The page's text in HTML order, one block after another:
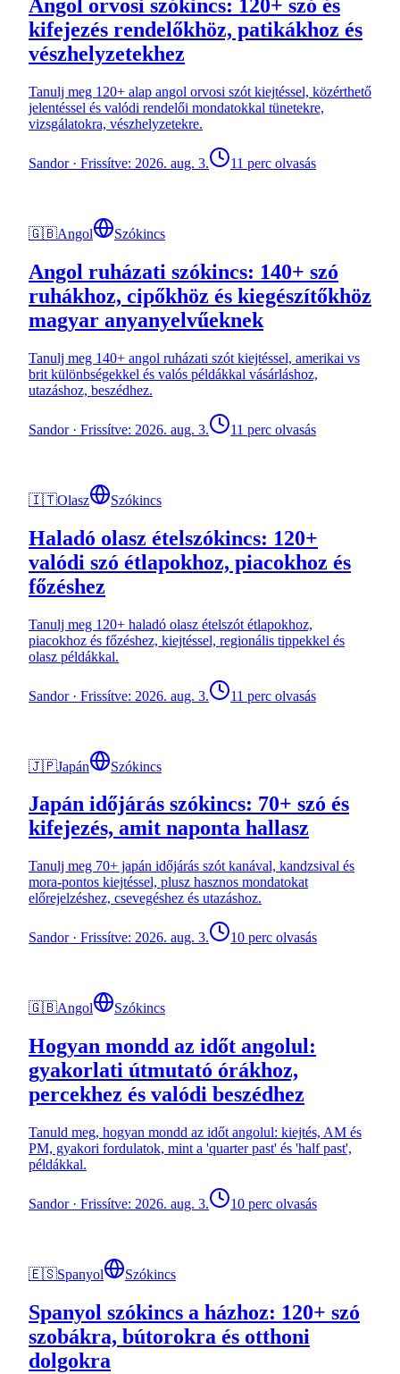
Angol orvosi szókincs: 120+ szó és
kifejezés rendelőkhöz, patikákhoz és
vészhelyzetekhez
Tanulj meg 120+ alap angol orvosi szót kiejtéssel, közérthető
jelentéssel és valódi rendelői mondatokkal tünetekre,
vizsgálatokra, vészhelyzetekre.
Sandor· Frissítve: 2026. aug. 3. 11 perc olvasás
🇬🇧Angol Szókincs
Angol ruházati szókincs: 140+ szó
ruhákhoz, cipőkhöz és kiegészítőkhöz
magyar anyanyelvűeknek
Tanulj meg 140+ angol ruházati szót kiejtéssel, amerikai vs
brit különbségekkel és valós példákkal vásárláshoz,
utazáshoz, beszédhez.
Sandor· Frissítve: 2026. aug. 3. 11 perc olvasás
🇮🇹Olasz Szókincs
Haladó olasz ételszókincs: 120+
valódi szó étlapokhoz, piacokhoz és
főzéshez
Tanulj meg 120+ haladó olasz ételszót étlapokhoz,
piacokhoz és főzéshez, kiejtéssel, regionális tippekkel és
olasz példákkal.
Sandor· Frissítve: 2026. aug. 3. 11 perc olvasás
🇯🇵Japán Szókincs
Japán időjárás szókincs: 70+ szó és
kifejezés, amit naponta hallasz
Tanulj meg 70+ japán időjárás szót kanával, kandzsival és
mora-pontos kiejtéssel, plusz hasznos mondatokat
előrejelzéshez, csevegéshez és utazáshoz.
Sandor· Frissítve: 2026. aug. 3. 10 perc olvasás
🇬🇧Angol Szókincs
Hogyan mondd az időt angolul:
gyakorlati útmutató órákhoz,
percekhez és valódi beszédhez
Tanuld meg, hogyan mondd az időt angolul: kiejtés, AM és
PM, gyakori fordulatok, mint a 'quarter past' és 'half past',
példákkal.
Sandor· Frissítve: 2026. aug. 3. 10 perc olvasás
🇪🇸Spanyol Szókincs
Spanyol szókincs a házhoz: 120+ szó
szobákra, bútorokra és otthoni
dolgokra